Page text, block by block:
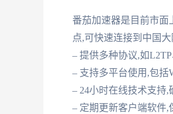
番茄加速器是目前市面
点,可快速连接到中国
– 提供多种协议,如L2TP
– 支持多平台使用,包括
– 24小时在线技术支持
– 定期更新客户端软件